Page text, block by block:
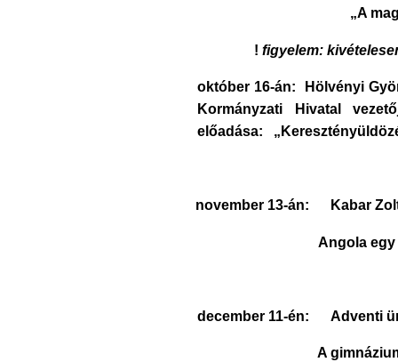
„A
! figyelem:
október 16-án: Hölvényi
Kormányzati Hivatal
előadása:
november 13-án: Kabar
Angola egy
december 11-én: Adventi
A gimnázium diákjai